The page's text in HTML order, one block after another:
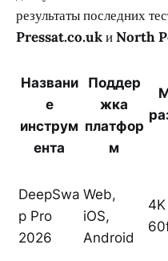
результаты последних
Pressat.co.ukиNorth
Названи
е
инструм
ента
Поддер
жка
платфор
м
DeepSwa
p Pro
2026
Web,
iOS,
Android